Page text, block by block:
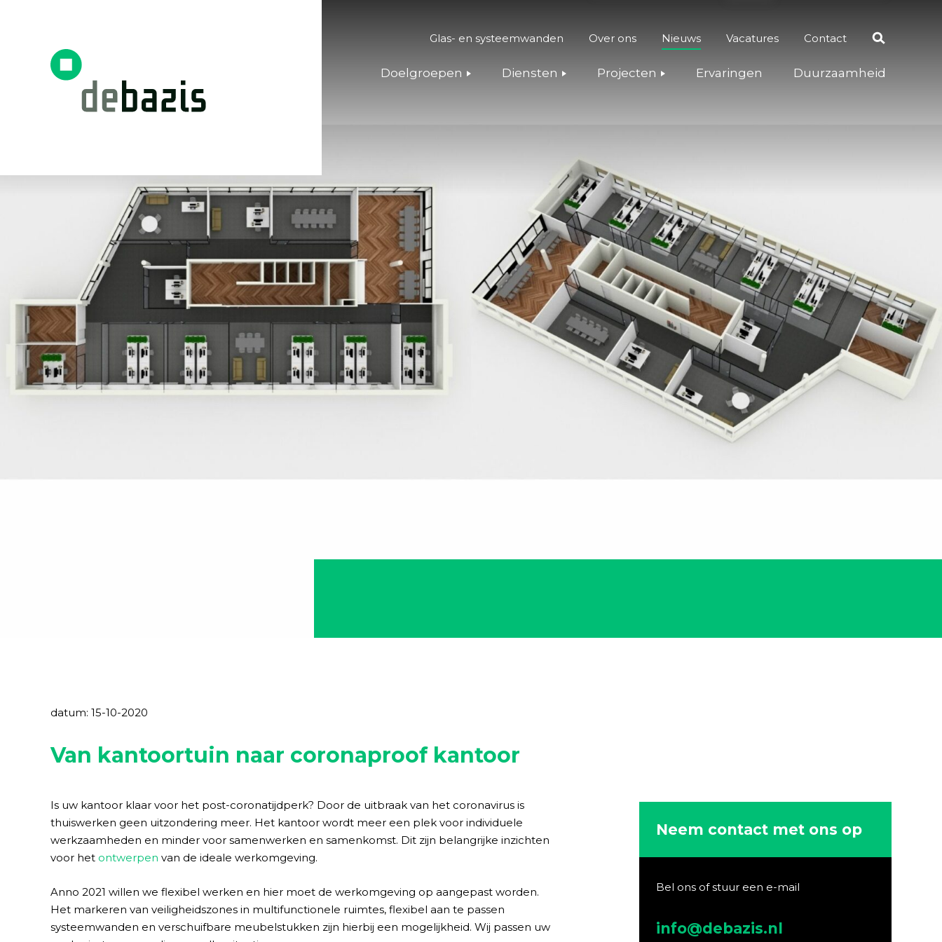
Doelgroepen Diensten Projecten Ervaringen Duurzaamheid
Glas- en systeemwanden Over ons Nieuws Vacatures Contact
datum: 15-10-2020
Van kantoortuin naar coronaproof kantoor
Is uw kantoor klaar voor het post-coronatijdperk? Door de uitbraak van het coronavirus is
thuiswerken geen uitzondering meer. Het kantoor wordt meer een plek voor individuele
werkzaamheden en minder voor samenwerken en samenkomst. Dit zijn belangrijke inzichten
voor het ontwerpen van de ideale werkomgeving.
Anno 2021 willen we flexibel werken en hier moet de werkomgeving op aangepast worden.
Het markeren van veiligheidszones in multifunctionele ruimtes, flexibel aan te passen
systeemwanden en verschuifbare meubelstukken zijn hierbij een mogelijkheid. Wij passen uw
Neem contact met ons op
Bel ons of stuur een e-mail
info@debazis.nl